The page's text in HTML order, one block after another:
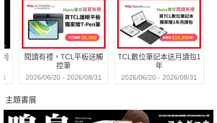
閱讀有禮，TCL平板送觸
控筆
2026/06/20 - 2026/08/31
TCL數位筆記本送月讀包1
年
2026/06/20 - 2026/08/31
主題書展